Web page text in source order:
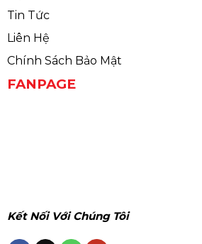
Tin Tức
Liên Hệ
Chính Sách Bảo Mật
FANPAGE
Kết Nối Với Chúng Tôi